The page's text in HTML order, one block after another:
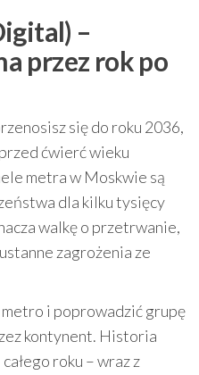
–
przez rok po
się do roku 2036,
ćwierć wieku
metra w Moskwie są
dla kilku tysięcy
walkę o przetrwanie,
zagrożenia ze
metro i poprowadzić grupę
kontynent. Historia
roku – wraz z